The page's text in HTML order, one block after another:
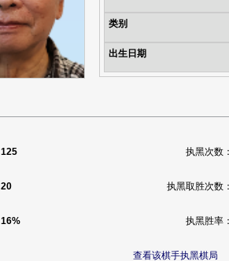
类别
出生日期
125 执黑次数：
20 执黑取胜次数：
16% 执黑胜率：
查看该棋手执黑棋局